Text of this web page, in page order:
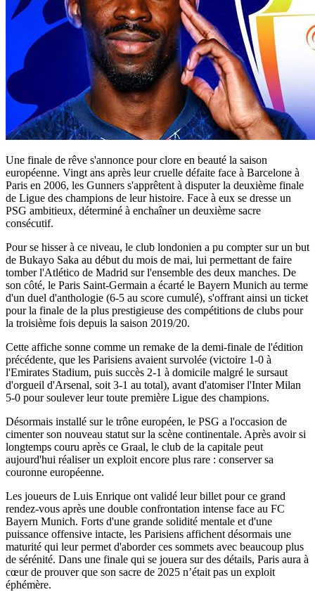
Une finale de rêve s'annonce pour clore en beauté la saison
européenne. Vingt ans après leur cruelle défaite face à Barcelone à
Paris en 2006, les Gunners s'apprêtent à disputer la deuxième finale
de Ligue des champions de leur histoire. Face à eux se dresse un
PSG ambitieux, déterminé à enchaîner un deuxième sacre
consécutif.
Pour se hisser à ce niveau, le club londonien a pu compter sur un but
de Bukayo Saka au début du mois de mai, lui permettant de faire
tomber l'Atlético de Madrid sur l'ensemble des deux manches. De
son côté, le Paris Saint-Germain a écarté le Bayern Munich au terme
d'un duel d'anthologie (6-5 au score cumulé), s'offrant ainsi un ticket
pour la finale de la plus prestigieuse des compétitions de clubs pour
la troisième fois depuis la saison 2019/20.
Cette affiche sonne comme un remake de la demi-finale de l'édition
précédente, que les Parisiens avaient survolée (victoire 1-0 à
l'Emirates Stadium, puis succès 2-1 à domicile malgré le sursaut
d'orgueil d'Arsenal, soit 3-1 au total), avant d'atomiser l'Inter Milan
5-0 pour soulever leur toute première Ligue des champions.
Désormais installé sur le trône européen, le PSG a l'occasion de
cimenter son nouveau statut sur la scène continentale. Après avoir si
longtemps couru après ce Graal, le club de la capitale peut
aujourd'hui réaliser un exploit encore plus rare : conserver sa
couronne européenne.
Les joueurs de Luis Enrique ont validé leur billet pour ce grand
rendez-vous après une double confrontation intense face au FC
Bayern Munich. Forts d'une grande solidité mentale et d'une
puissance offensive intacte, les Parisiens affichent désormais une
maturité qui leur permet d'aborder ces sommets avec beaucoup plus
de sérénité. Dans une finale qui se jouera sur des détails, Paris aura à
cœur de prouver que son sacre de 2025 n’était pas un exploit
éphémère.